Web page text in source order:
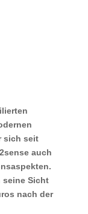
sich seit
auch
seine Sicht
nach der